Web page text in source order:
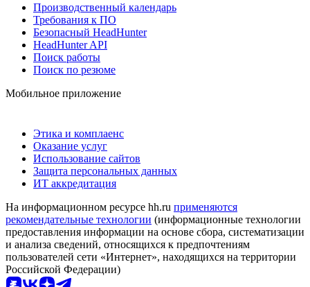
Производственный календарь
Требования к ПО
Безопасный HeadHunter
HeadHunter API
Поиск работы
Поиск по резюме
Мобильное приложение
Этика и комплаенс
Оказание услуг
Использование сайтов
Защита персональных данных
ИТ аккредитация
На информационном ресурсе hh.ru применяются
рекомендательные технологии (информационные технологии
предоставления информации на основе сбора, систематизации
и анализа сведений, относящихся к предпочтениям
пользователей сети «Интернет», находящихся на территории
Российской Федерации)